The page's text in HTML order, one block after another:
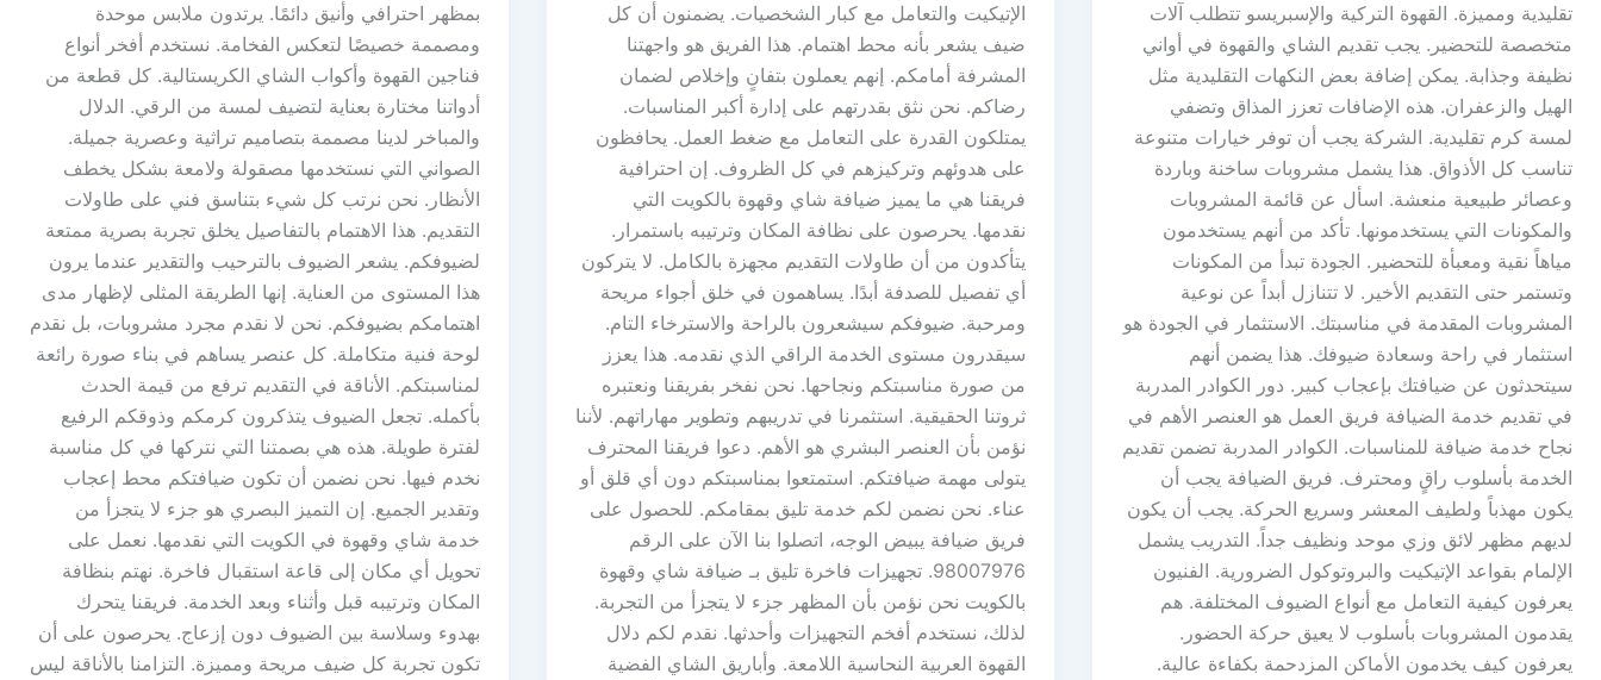
تقليدية ومميزة. القهوة التركية والإسبريسو تتطلب آلات
متخصصة للتحضير. يجب تقديم الشاي والقهوة في أواني
نظيفة وجذابة. يمكن إضافة بعض النكهات التقليدية مثل
الهيل والزعفران. هذه الإضافات تعزز المذاق وتضفي
لمسة كرم تقليدية. الشركة يجب أن توفر خيارات متنوعة
تناسب كل الأذواق. هذا يشمل مشروبات ساخنة وباردة
وعصائر طبيعية منعشة. اسأل عن قائمة المشروبات
والمكونات التي يستخدمونها. تأكد من أنهم يستخدمون
مياهاً نقية ومعبأة للتحضير. الجودة تبدأ من المكونات
وتستمر حتى التقديم الأخير. لا تتنازل أبداً عن نوعية
المشروبات المقدمة في مناسبتك. الاستثمار في الجودة هو
استثمار في راحة وسعادة ضيوفك. هذا يضمن أنهم
سيتحدثون عن ضيافتك بإعجاب كبير. دور الكوادر المدربة
في تقديم خدمة الضيافة فريق العمل هو العنصر الأهم في
نجاح خدمة ضيافة للمناسبات. الكوادر المدربة تضمن تقديم
الخدمة بأسلوب راقٍ ومحترف. فريق الضيافة يجب أن
يكون مهذباً ولطيف المعشر وسريع الحركة. يجب أن يكون
لديهم مظهر لائق وزي موحد ونظيف جداً. التدريب يشمل
الإلمام بقواعد الإتيكيت والبروتوكول الضرورية. الفنيون
يعرفون كيفية التعامل مع أنواع الضيوف المختلفة. هم
يقدمون المشروبات بأسلوب لا يعيق حركة الحضور.
يعرفون كيف يخدمون الأماكن المزدحمة بكفاءة عالية.
الإتيكيت والتعامل مع كبار الشخصيات. يضمنون أن كل
ضيف يشعر بأنه محط اهتمام. هذا الفريق هو واجهتنا
المشرفة أمامكم. إنهم يعملون بتفانٍ وإخلاص لضمان
رضاكم. نحن نثق بقدرتهم على إدارة أكبر المناسبات.
يمتلكون القدرة على التعامل مع ضغط العمل. يحافظون
على هدوئهم وتركيزهم في كل الظروف. إن احترافية
فريقنا هي ما يميز ضيافة شاي وقهوة بالكويت التي
نقدمها. يحرصون على نظافة المكان وترتيبه باستمرار.
يتأكدون من أن طاولات التقديم مجهزة بالكامل. لا يتركون
أي تفصيل للصدفة أبدًا. يساهمون في خلق أجواء مريحة
ومرحبة. ضيوفكم سيشعرون بالراحة والاسترخاء التام.
سيقدرون مستوى الخدمة الراقي الذي نقدمه. هذا يعزز
من صورة مناسبتكم ونجاحها. نحن نفخر بفريقنا ونعتبره
ثروتنا الحقيقية. استثمرنا في تدريبهم وتطوير مهاراتهم. لأننا
نؤمن بأن العنصر البشري هو الأهم. دعوا فريقنا المحترف
يتولى مهمة ضيافتكم. استمتعوا بمناسبتكم دون أي قلق أو
عناء. نحن نضمن لكم خدمة تليق بمقامكم. للحصول على
فريق ضيافة يبيض الوجه، اتصلوا بنا الآن على الرقم
98007976. تجهيزات فاخرة تليق بـ ضيافة شاي وقهوة
بالكويت نحن نؤمن بأن المظهر جزء لا يتجزأ من التجربة.
لذلك، نستخدم أفخم التجهيزات وأحدثها. نقدم لكم دلال
القهوة العربية النحاسية اللامعة. وأباريق الشاي الفضية
بمظهر احترافي وأنيق دائمًا. يرتدون ملابس موحدة
ومصممة خصيصًا لتعكس الفخامة. نستخدم أفخر أنواع
فناجين القهوة وأكواب الشاي الكريستالية. كل قطعة من
أدواتنا مختارة بعناية لتضيف لمسة من الرقي. الدلال
والمباخر لدينا مصممة بتصاميم تراثية وعصرية جميلة.
الصواني التي نستخدمها مصقولة ولامعة بشكل يخطف
الأنظار. نحن نرتب كل شيء بتناسق فني على طاولات
التقديم. هذا الاهتمام بالتفاصيل يخلق تجربة بصرية ممتعة
لضيوفكم. يشعر الضيوف بالترحيب والتقدير عندما يرون
هذا المستوى من العناية. إنها الطريقة المثلى لإظهار مدى
اهتمامكم بضيوفكم. نحن لا نقدم مجرد مشروبات، بل نقدم
لوحة فنية متكاملة. كل عنصر يساهم في بناء صورة رائعة
لمناسبتكم. الأناقة في التقديم ترفع من قيمة الحدث
بأكمله. تجعل الضيوف يتذكرون كرمكم وذوقكم الرفيع
لفترة طويلة. هذه هي بصمتنا التي نتركها في كل مناسبة
نخدم فيها. نحن نضمن أن تكون ضيافتكم محط إعجاب
وتقدير الجميع. إن التميز البصري هو جزء لا يتجزأ من
خدمة شاي وقهوة في الكويت التي نقدمها. نعمل على
تحويل أي مكان إلى قاعة استقبال فاخرة. نهتم بنظافة
المكان وترتيبه قبل وأثناء وبعد الخدمة. فريقنا يتحرك
بهدوء وسلاسة بين الضيوف دون إزعاج. يحرصون على أن
تكون تجربة كل ضيف مريحة ومميزة. التزامنا بالأناقة ليس